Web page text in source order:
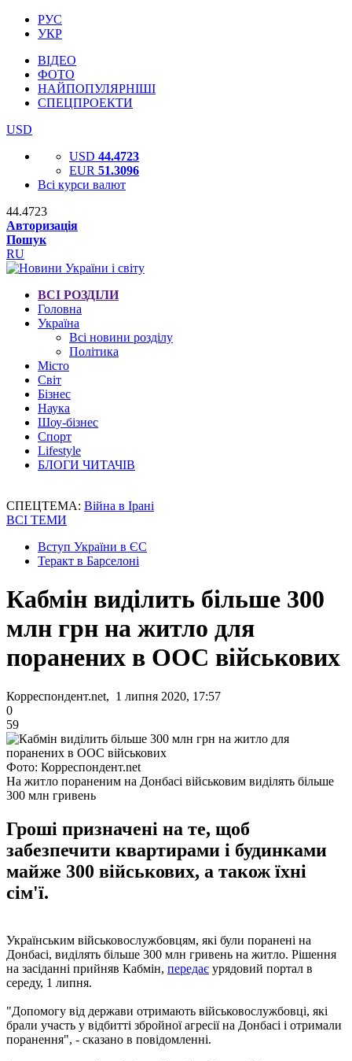
РУС
УКР
ВІДЕО
ФОТО
НАЙПОПУЛЯРНІШІ
СПЕЦПРОЕКТИ
USD
USD 44.4723
EUR 51.3096
Всі курси валют
44.4723
Авторизація
Пошук
RU
ВСІ РОЗДІЛИ
Головна
Україна
Всі новини розділу
Політика
Місто
Світ
Бізнес
Наука
Шоу-бізнес
Спорт
Lifestyle
БЛОГИ ЧИТАЧІВ
СПЕЦТЕМА: Війна в Ірані
ВСІ ТЕМИ
Вступ України в ЄС
Теракт в Барселоні
Кабмін виділить більше 300
млн грн на житло для
поранених в ООС військових
Корреспондент.net, 1 липня 2020, 17:57
0
59
Фото: Корреспондент.net
На житло пораненим на Донбасі військовим виділять більше
300 млн гривень
Гроші призначені на те, щоб
забезпечити квартирами і будинками
майже 300 військових, а також їхні
сім'ї.
Українським військовослужбовцям, які були поранені на
Донбасі, виділять більше 300 млн гривень на житло. Рішення
на засіданні прийняв Кабмін, передає урядовий портал в
середу, 1 липня.
"Допомогу від держави отримають військовослужбовці, які
брали участь у відбитті збройної агресії на Донбасі і отримали
поранення", - сказано в повідомленні.